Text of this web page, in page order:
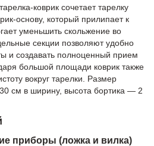
коврик сочетает тарелку
основу, который прилипает к
уменьшить скольжение во
секции позволяют удобно
и создавать полноценный прием
большой площади коврик также
вокруг тарелки. Размер
см в ширину, высота бортика — 2
приборы (ложка и вилка)